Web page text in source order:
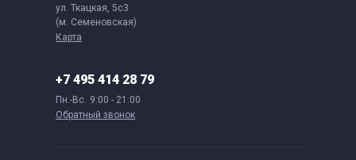
ул. Ткацкая, 5с3
(м. Семеновская)
Карта
+7 495 414 28 79
Пн.-Вс. 9:00 - 21:00
Обратный звонок